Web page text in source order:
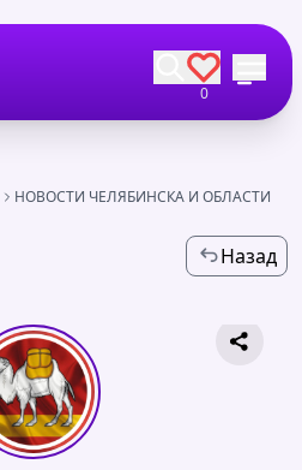
0
НОВОСТИ ЧЕЛЯБИНСКА И ОБЛАСТИ
Назад